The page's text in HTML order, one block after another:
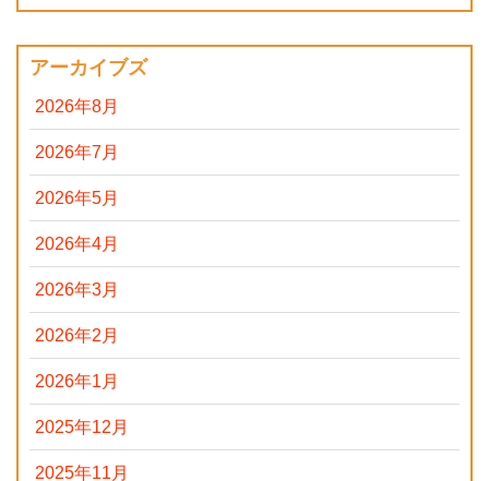
アーカイブズ
2026年8月
2026年7月
2026年5月
2026年4月
2026年3月
2026年2月
2026年1月
2025年12月
2025年11月